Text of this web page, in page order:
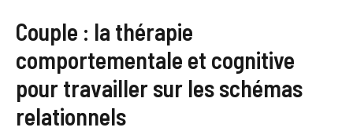
Couple : la thérapie
comportementale et cognitive
pour travailler sur les schémas
relationnels